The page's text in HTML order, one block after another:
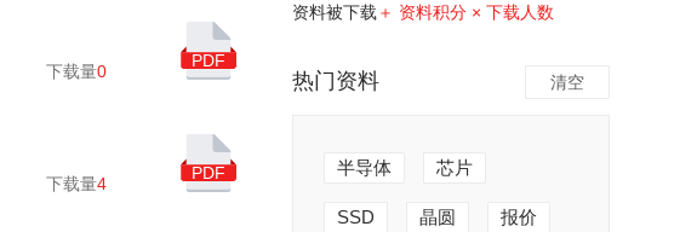
下载量0
PDF
下载量4
PDF
资料被下载 ＋ 资料积分 × 下载人数
热门资料 清空
半导体 芯片
SSD 晶圆 报价